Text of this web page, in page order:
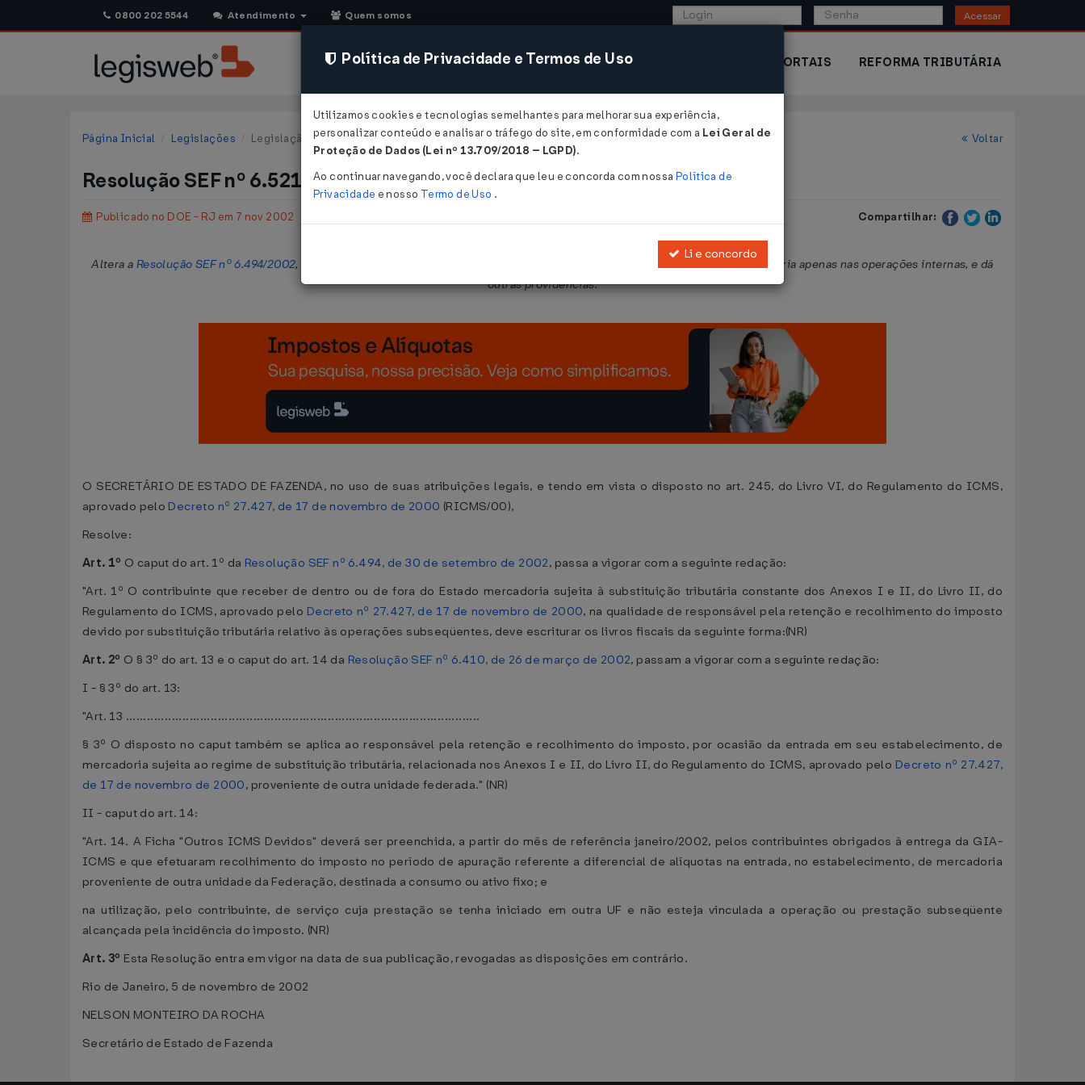
0800 202 5544 Atendimento Quem somos Acessar
CONSULTORIA SISTEMAS COMÉRCIO EXTERIOR PORTAIS REFORMA TRIBUTÁRIA
Página Inicial Legislações Legislação Estadual - Rio de Janeiro Voltar
Resolução SEF nº 6.521 de 05/11/2002
Publicado no DOE - RJ em 7 nov 2002 Compartilhar:
Altera a Resolução SEF nº 6.494/2002, que dispõe sobre a escrituração das operações sujeitas ao regime de substituição tributária apenas nas operações internas, e dá
outras providências.
O SECRETÁRIO DE ESTADO DE FAZENDA, no uso de suas atribuições legais, e tendo em vista o disposto no art. 245, do Livro VI, do Regulamento do ICMS,
aprovado pelo Decreto nº 27.427, de 17 de novembro de 2000 (RICMS/00),
Resolve:
Art. 1º O caput do art. 1º da Resolução SEF nº 6.494, de 30 de setembro de 2002, passa a vigorar com a seguinte redação:
"Art. 1º O contribuinte que receber de dentro ou de fora do Estado mercadoria sujeita à substituição tributária constante dos Anexos I e II, do Livro II, do
Regulamento do ICMS, aprovado pelo Decreto nº 27.427, de 17 de novembro de 2000, na qualidade de responsável pela retenção e recolhimento do imposto
devido por substituição tributária relativo às operações subseqüentes, deve escriturar os livros fiscais da seguinte forma:(NR)
Art. 2º O § 3º do art. 13 e o caput do art. 14 da Resolução SEF nº 6.410, de 26 de março de 2002, passam a vigorar com a seguinte redação:
I - § 3º do art. 13:
"Art. 13 ....................................................................................................
§ 3º O disposto no caput também se aplica ao responsável pela retenção e recolhimento do imposto, por ocasião da entrada em seu estabelecimento, de
mercadoria sujeita ao regime de substituição tributária, relacionada nos Anexos I e II, do Livro II, do Regulamento do ICMS, aprovado pelo Decreto nº 27.427,
de 17 de novembro de 2000, proveniente de outra unidade federada." (NR)
II - caput do art. 14:
"Art. 14. A Ficha "Outros ICMS Devidos" deverá ser preenchida, a partir do mês de referência janeiro/2002, pelos contribuintes obrigados à entrega da GIA-
ICMS e que efetuaram recolhimento do imposto no período de apuração referente a diferencial de alíquotas na entrada, no estabelecimento, de mercadoria
proveniente de outra unidade da Federação, destinada a consumo ou ativo fixo; e
na utilização, pelo contribuinte, de serviço cuja prestação se tenha iniciado em outra UF e não esteja vinculada a operação ou prestação subseqüente
alcançada pela incidência do imposto. (NR)
Art. 3º Esta Resolução entra em vigor na data de sua publicação, revogadas as disposições em contrário.
Rio de Janeiro, 5 de novembro de 2002
NELSON MONTEIRO DA ROCHA
Secretário de Estado de Fazenda
Política de Privacidade e Termos de Uso
Utilizamos cookies e tecnologias semelhantes para melhorar sua experiência,
personalizar conteúdo e analisar o tráfego do site, em conformidade com a Lei Geral de
Proteção de Dados (Lei nº 13.709/2018 – LGPD).
Ao continuar navegando, você declara que leu e concorda com nossa Política de
Privacidade e nosso Termo de Uso .
Li e concordo